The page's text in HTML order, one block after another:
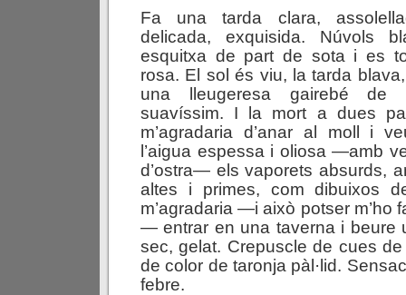
Fa una tarda clara,
delicada, exquisida. Núvols
esquitxa de part de sota i es
rosa. El sol és viu, la tarda
una lleugeresa gairebé de
suavíssim. I la mort a dues
m’agradaria d’anar al moll i
l’aigua espessa i oliosa —amb
d’ostra— els vaporets absurds,
altes i primes, com dibuixos
m’agradaria —i això potser m’ho
— entrar en una taverna i beure
sec, gelat. Crepuscle de cues
de color de taronja pàl·lid.
febre.